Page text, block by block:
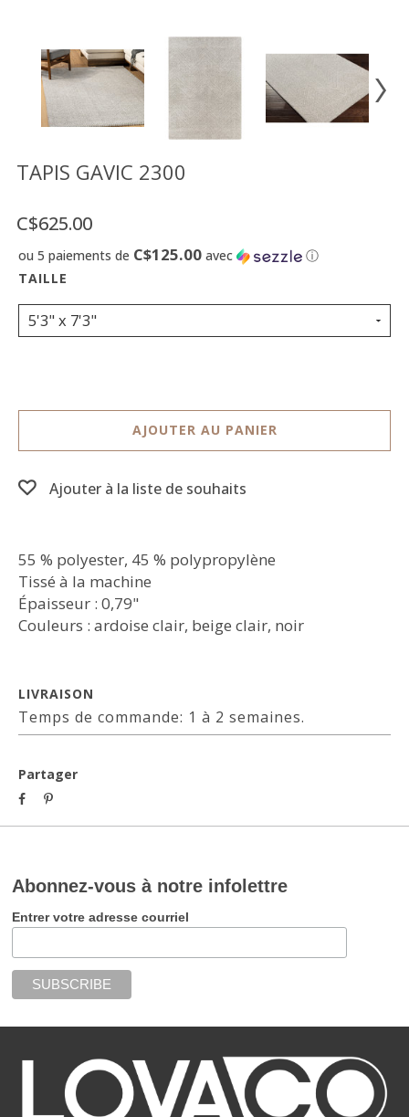
COMPTE
LISTE
DE
SOUHAITS
US
TAPIS GAVIC 2300
C$625.00
ou 5 paiements de C$125.00 avec ⓘ
5'3" x 7'3"
AJOUTER AU PANIER
Ajouter à la liste de souhaits
55 % polyester, 45 % polypropylène
Tissé à la machine
Épaisseur : 0,79"
Couleurs : ardoise clair, beige clair, noir
LIVRAISON
Temps de commande: 1 à 2 semaines.
Partager
Abonnez-vous à notre infolettre
Entrer votre adresse courriel